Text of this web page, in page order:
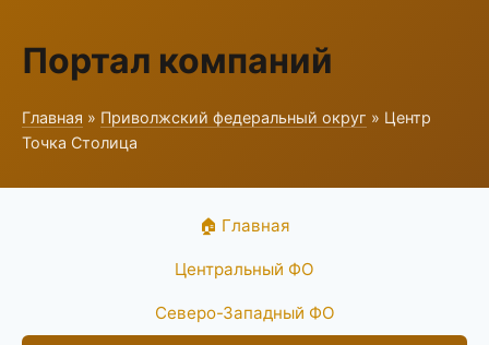
Портал компаний
Главная » Приволжский федеральный округ » Центр
Точка Столица
🏠 Главная
Центральный ФО
Северо-Западный ФО